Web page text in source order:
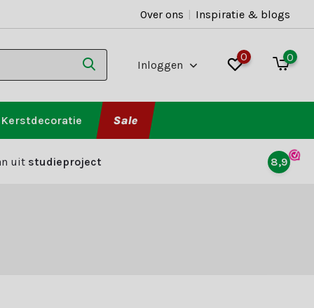
Over ons | Inspiratie & blogs
Inloggen
0 0
Kerstdecoratie Sale
uit studieproject 8,9